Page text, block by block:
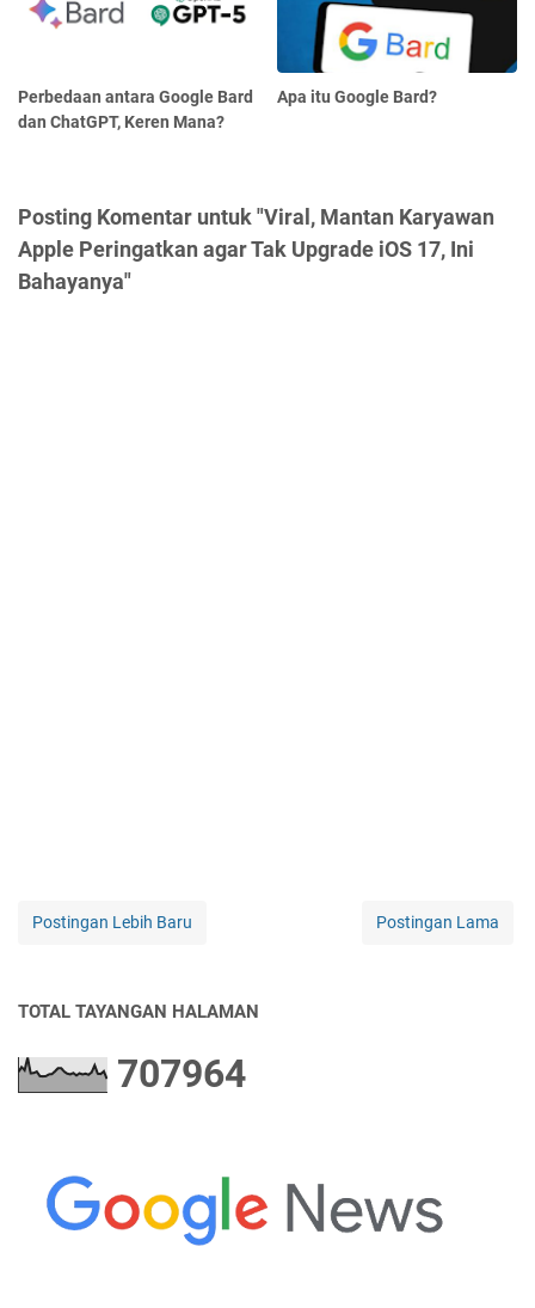
Perbedaan antara Google Bard
dan ChatGPT, Keren Mana?
Apa itu Google Bard?
Posting Komentar untuk "Viral, Mantan Karyawan
Apple Peringatkan agar Tak Upgrade iOS 17, Ini
Bahayanya"
Postingan Lebih Baru Postingan Lama
TOTAL TAYANGAN HALAMAN
707964